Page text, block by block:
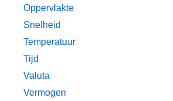
Oppervlakte
Snelheid
Temperatuur
Tijd
Valuta
Vermogen